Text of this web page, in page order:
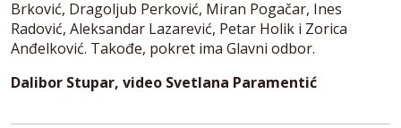
Brković, Dragoljub Perković, Miran Pogačar, Ines
Radović, Aleksandar Lazarević, Petar Holik i Zorica
Anđelković. Takođe, pokret ima Glavni odbor.
Dalibor Stupar, video Svetlana Paramentić